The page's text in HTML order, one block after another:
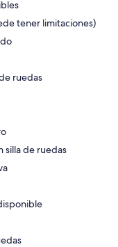
tener limitaciones)
ruedas
silla de ruedas